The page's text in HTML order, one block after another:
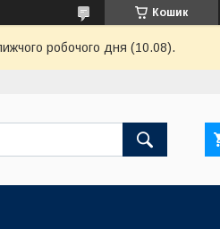
Кошик
робочого дня (10.08).